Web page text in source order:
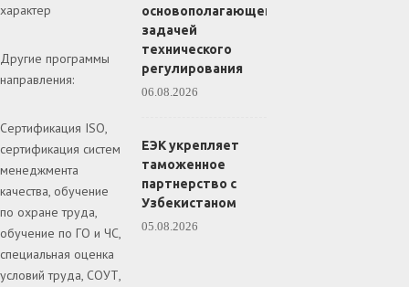
характер
Другие программы
направления:
Сертификация ISO,
сертификация систем
менеджмента
качества, обучение
по охране труда,
обучение по ГО и ЧС,
специальная оценка
условий труда, СОУТ,
основополагающей
задачей
технического
регулирования
06.08.2026
ЕЭК укрепляет
таможенное
партнерство с
Узбекистаном
05.08.2026